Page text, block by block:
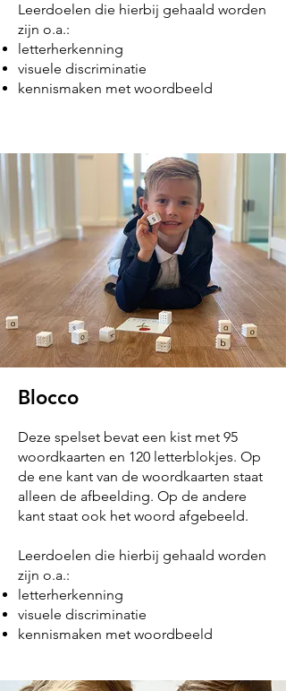
Leerdoelen die hierbij gehaald worden
zijn o.a.:
letterherkenning
visuele discriminatie
kennismaken met woordbeeld
Blocco
Deze spelset bevat een kist met 95
woordkaarten en 120 letterblokjes. Op
de ene kant van de woordkaarten staat
alleen de afbeelding. Op de andere
kant staat ook het woord afgebeeld.
Leerdoelen die hierbij gehaald worden
zijn o.a.:
letterherkenning
visuele discriminatie
kennismaken met woordbeeld